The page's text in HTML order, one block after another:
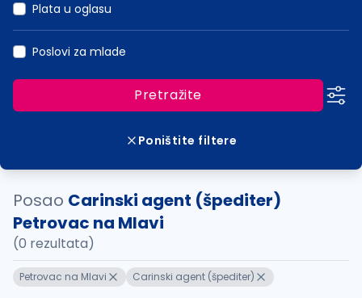
Plata u oglasu
Poslovi za mlade
Pretražite
Poništite filtere
Posao Carinski agent (špediter)
Petrovac na Mlavi
(0 rezultata)
Petrovac na Mlavi Carinski agent (špediter)